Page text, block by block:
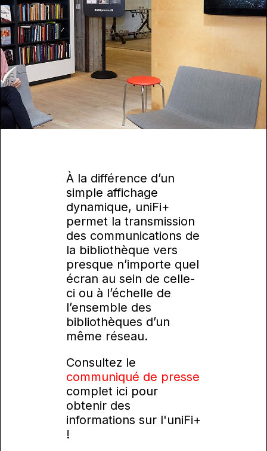
À la différence d’un
simple affichage
dynamique, uniFi+
permet la transmission
des communications de
la bibliothèque vers
presque n’importe quel
écran au sein de celle-
ci ou à l’échelle de
l’ensemble des
bibliothèques d’un
même réseau.
Consultez le
communiqué de presse
complet ici pour
obtenir des
informations sur l'uniFi+
!